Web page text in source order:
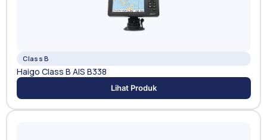
Class B
Haigo Class B AIS B338
Lihat Produk